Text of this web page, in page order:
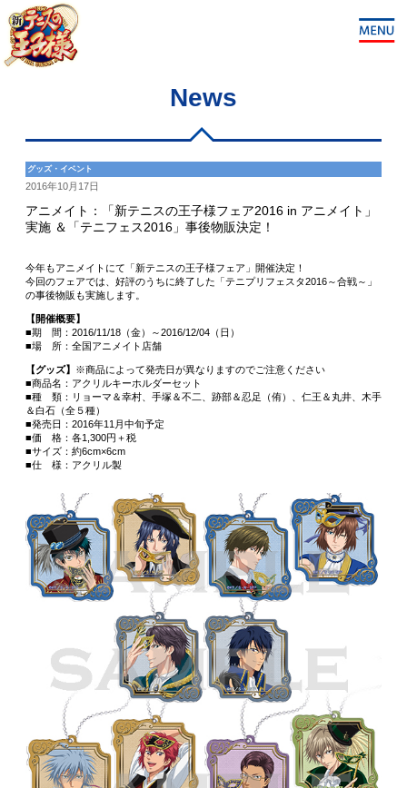
News
グッズ・イベント
2016年10月17日
アニメイト：「新テニスの王子様フェア2016 in アニメイト」
実施 ＆「テニフェス2016」事後物販決定！
今年もアニメイトにて「新テニスの王子様フェア」開催決定！
今回のフェアでは、好評のうちに終了した「テニプリフェスタ2016～合戦～」
の事後物販も実施します。
【開催概要】
■期 間：2016/11/18（金）～2016/12/04（日）
■場 所：全国アニメイト店舗
【グッズ】 ※商品によって発売日が異なりますのでご注意ください
■商品名：アクリルキーホルダーセット
■種 類：リョーマ＆幸村、手塚＆不二、跡部＆忍足（侑）、仁王＆丸井、木手
＆白石（全５種）
■発売日：2016年11月中旬予定
■価 格：各1,300円＋税
■サイズ：約6cm×6cm
■仕 様：アクリル製